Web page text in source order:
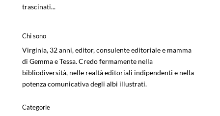
trascinati...
Chi sono
Virginia, 32 anni, editor, consulente editoriale e mamma
di Gemma e Tessa. Credo fermamente nella
bibliodiversità, nelle realtà editoriali indipendenti e nella
potenza comunicativa degli albi illustrati.
Categorie